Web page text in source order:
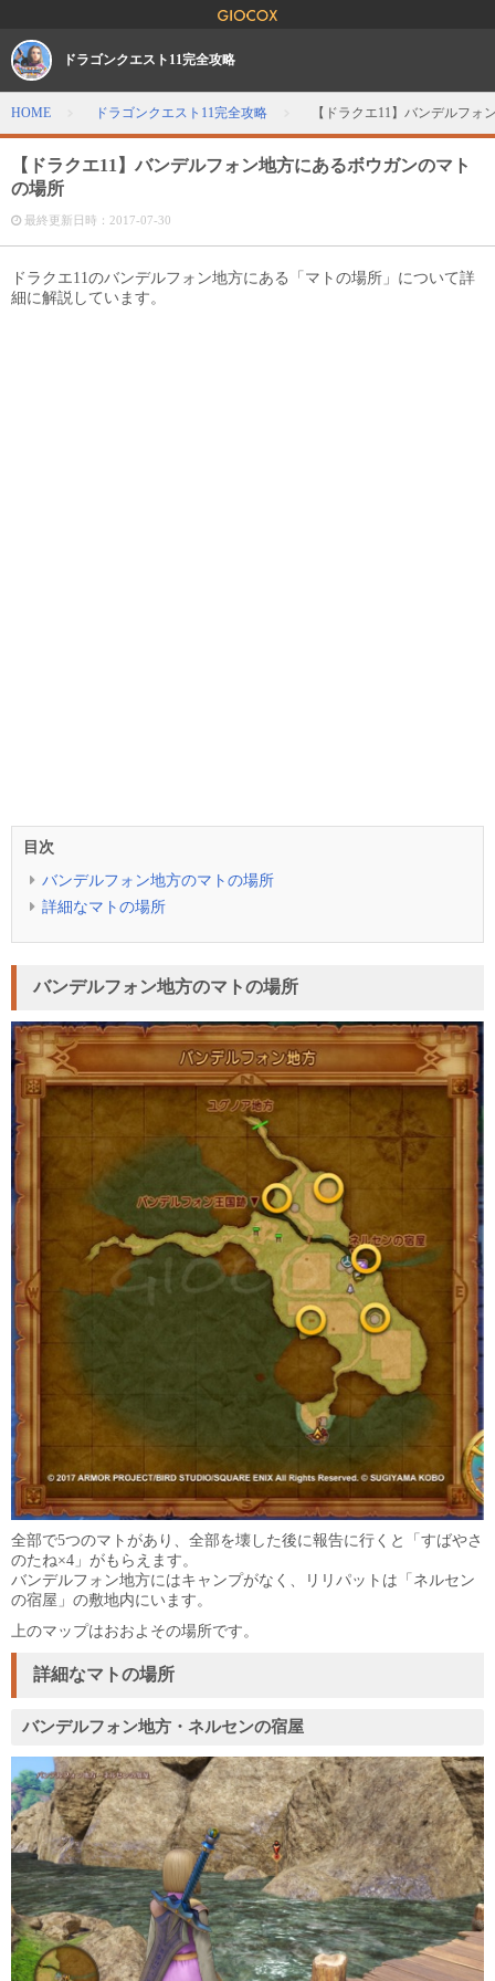
ドラゴンクエスト11完全攻略
HOME ドラゴンクエスト11完全攻略 【ドラクエ11】バンデルフ
【ドラクエ11】バンデルフォン地方にあるボウガンのマト
の場所
最終更新日時： 2017-07-30
ドラクエ11のバンデルフォン地方にある「マトの場所」について詳
細に解説しています。
目次
バンデルフォン地方のマトの場所
詳細なマトの場所
バンデルフォン地方のマトの場所
全部で5つのマトがあり、全部を壊した後に報告に行くと「すばやさ
のたね×4」がもらえます。
バンデルフォン地方にはキャンプがなく、リリパットは「ネルセン
の宿屋」の敷地内にいます。
上のマップはおおよその場所です。
詳細なマトの場所
バンデルフォン地方・ネルセンの宿屋